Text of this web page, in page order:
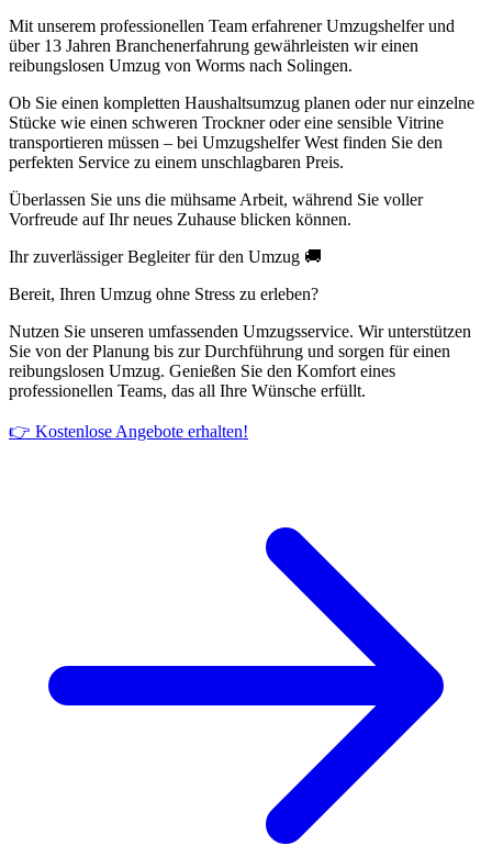
Mit unserem professionellen Team erfahrener Umzugshelfer und
über 13 Jahren Branchenerfahrung gewährleisten wir einen
reibungslosen Umzug von Worms nach Solingen.
Ob Sie einen kompletten Haushaltsumzug planen oder nur einzelne
Stücke wie einen schweren Trockner oder eine sensible Vitrine
transportieren müssen – bei Umzugshelfer West finden Sie den
perfekten Service zu einem unschlagbaren Preis.
Überlassen Sie uns die mühsame Arbeit, während Sie voller
Vorfreude auf Ihr neues Zuhause blicken können.
Ihr zuverlässiger Begleiter für den Umzug 🚚
Bereit, Ihren Umzug ohne Stress zu erleben?
Nutzen Sie unseren umfassenden Umzugsservice. Wir unterstützen
Sie von der Planung bis zur Durchführung und sorgen für einen
reibungslosen Umzug. Genießen Sie den Komfort eines
professionellen Teams, das all Ihre Wünsche erfüllt.
👉 Kostenlose Angebote erhalten!